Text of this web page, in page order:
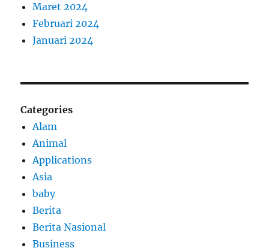
Maret 2024
Februari 2024
Januari 2024
Categories
Alam
Animal
Applications
Asia
baby
Berita
Berita Nasional
Business